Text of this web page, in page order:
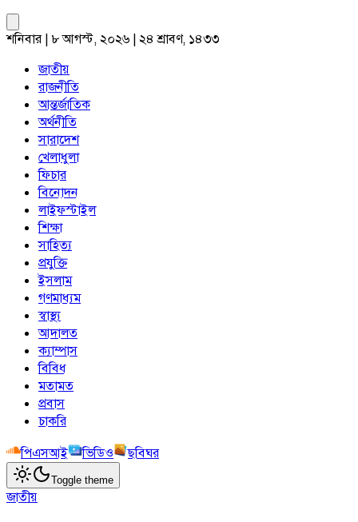
শনিবার | ৮ আগস্ট, ২০২৬ | ২৪ শ্রাবণ, ১৪৩৩
জাতীয়
রাজনীতি
আন্তর্জাতিক
অর্থনীতি
সারাদেশ
খেলাধুলা
ফিচার
বিনোদন
লাইফস্টাইল
শিক্ষা
সাহিত্য
প্রযুক্তি
ইসলাম
গণমাধ্যম
স্বাস্থ্য
আদালত
ক্যাম্পাস
বিবিধ
মতামত
প্রবাস
চাকরি
পিএসআই
ভিডিও ছবিঘর
Toggle theme
জাতীয়